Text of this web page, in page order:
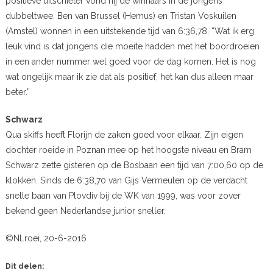
dubbeltwee. Ben van Brussel (Hemus) en Tristan Voskuilen
(Amstel) wonnen in een uitstekende tijd van 6:36,78. “Wat ik erg
leuk vind is dat jongens die moeite hadden met het boordroeien
in een ander nummer wel goed voor de dag komen. Het is nog
wat ongelijk maar ik zie dat als positief, het kan dus alleen maar
beter.”
Schwarz
Qua skiffs heeft Florijn de zaken goed voor elkaar. Zijn eigen
dochter roeide in Poznan mee op het hoogste niveau en Bram
Schwarz zette gisteren op de Bosbaan een tijd van 7:00,60 op de
klokken. Sinds de 6:38,70 van Gijs Vermeulen op de verdacht
snelle baan van Plovdiv bij de WK van 1999, was voor zover
bekend geen Nederlandse junior sneller.
©NLroei, 20-6-2016
Dit delen: